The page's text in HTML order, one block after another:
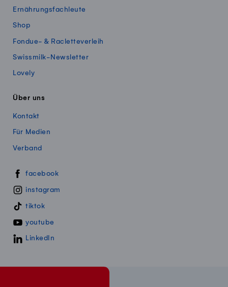
Ernährungsfachleute
Shop
Fondue- & Racletteverleih
Swissmilk-Newsletter
Lovely
Über uns
Kontakt
Für Medien
Verband
Swissmillk auf Social Media
facebook
instagram
tiktok
youtube
LinkedIn